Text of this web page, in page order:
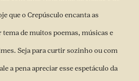
que o Crepúsculo encanta as
tema de muitos poemas, músicas e
Seja para curtir sozinho ou com
a pena apreciar esse espetáculo da